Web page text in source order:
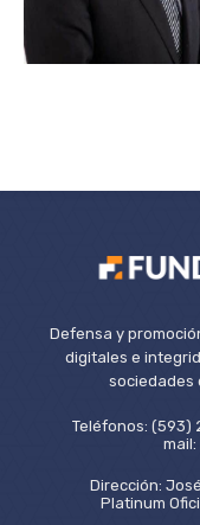
Defensa y
digitales e
sociedades
Teléfonos: (593)
Dirección:
Platinum